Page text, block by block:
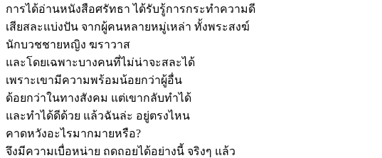
การได้อ่านหนังสือศรัทธา ได้รับรู้การกระทำความดี
เสียสละแบ่งปัน จากผู้คนหลายหมู่เหล่า ทั้งพระสงฆ์
นักบวชชายหญิง ฆราวาส
และโดยเฉพาะบางคนที่ไม่น่าจะสละได้
เพราะเขามีความพร้อมน้อยกว่าผู้อื่น
ด้อยกว่าในทางสังคม แต่เขากลับทำได้
และทำได้ดีด้วย แล้วฉันล่ะ อยู่ตรงไหน
คาดหวังอะไรมากมายหรือ?
จึงมีความเบื่อหน่าย ถดถอยได้อย่างนี้ จริงๆ แล้ว